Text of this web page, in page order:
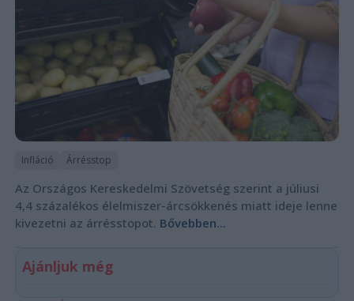
Infláció Árrésstop
Az Országos Kereskedelmi Szövetség szerint a júliusi
4,4 százalékos élelmiszer-árcsökkenés miatt ideje lenne
kivezetni az árrésstopot. Bővebben...
Ajánljuk még